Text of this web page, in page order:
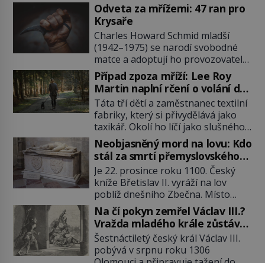
Odveta za mřížemi: 47 ran pro
Krysaře
Charles Howard Schmid mladší
(1942–1975) se narodí svobodné
matce a adoptují ho provozovatelé
pečovatelského domu Charles a
Katharine Schmidovi. Synek jim
mnoho radosti nepřinese. Mezi
přáteli v arizonském Tusconu se
mu přezdívá Krysař. Je to pohledný
a charismatický mladík, kterému to
ve škole dvakrát nejde. Exceluje ale
v tělocviku. Škola si díky němu
může vystavit […]
Případ zpoza mříží: Lee Roy
Martin naplní rčení o volání do
lesa
Táta tří dětí a zaměstnanec textilní
fabriky, který si přivydělává jako
taxikář. Okolí ho líčí jako slušného
člověka. To je Lee Roy Martin
(1937–1972), jinak též Škrtič z
Gaffney, městečka v Jižní Karolíně.
Mezi lety 1967 až 1968 zavraždí dvě
ženy a dvě dívky. Dne 20. května
1967 znásilní a zavraždí 32letou
Annie Lucille Dedmondovou. […]
Neobjasněný mord na lovu: Kdo
stál za smrtí přemyslovského
knížete Břetislava II.?
Je 22. prosince roku 1100. Český
kníže Břetislav II. vyráží na lov
poblíž dnešního Zbečna. Místo
návratu na Pražský hrad však
přichází smrt. Muž na něj zaútočí
kopím a panovník svým zraněním
podlehne. Kdo atentát zosnoval a
proč? Odpověď neznají ani historici
Na čí pokyn zemřel Václav III.?
Vražda mladého krále zůstává
po 720 letech nevyřešenou
záhadou
Šestnáctiletý český král Václav III.
pobývá v srpnu roku 1306